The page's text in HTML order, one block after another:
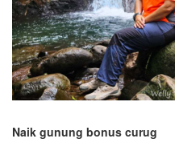
Naik gunung bonus curug